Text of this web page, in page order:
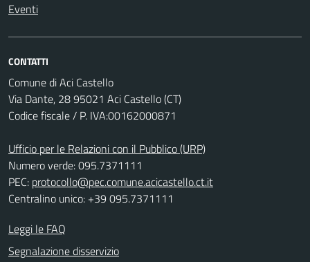
Eventi
CONTATTI
Comune di Aci Castello
Via Dante, 28 95021 Aci Castello (CT)
Codice fiscale / P. IVA:00162000871
Ufficio per le Relazioni con il Pubblico (URP)
Numero verde: 095.7371111
PEC: protocollo@pec.comune.acicastello.ct.it
Centralino unico: +39 095.7371111
Leggi le FAQ
Segnalazione disservizio